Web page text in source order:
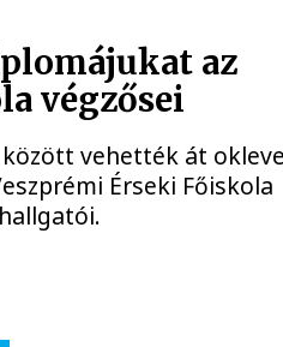
az
végzősei
vehették át
Érseki Főiskola